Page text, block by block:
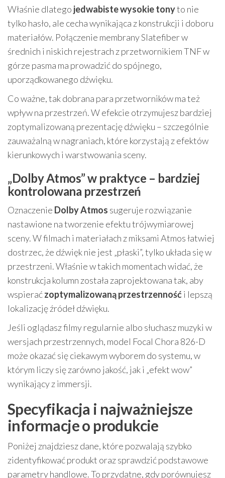
Właśnie dlatego jedwabiste wysokie tonyto nie
tylko hasło, ale cecha wynikająca z konstrukcji i doboru
materiałów. Połączenie membrany Slatefiber w
średnich i niskich rejestrach z przetwornikiem TNF w
górze pasma ma prowadzić do spójnego,
uporządkowanego dźwięku.
Co ważne, tak dobrana para przetworników ma też
wpływ na przestrzeń. W efekcie otrzymujesz bardziej
zoptymalizowaną prezentację dźwięku – szczególnie
zauważalną w nagraniach, które korzystają z efektów
kierunkowych i warstwowania sceny.
„Dolby Atmos” w praktyce – bardziej
kontrolowana przestrzeń
Oznaczenie Dolby Atmos sugeruje rozwiązanie
nastawione na tworzenie efektu trójwymiarowej
sceny. W filmach i materiałach z miksami Atmos łatwiej
dostrzec, że dźwięk nie jest „płaski”, tylko układa się w
przestrzeni. Właśnie w takich momentach widać, że
konstrukcja kolumn została zaprojektowana tak, aby
wspieraćzoptymalizowaną przestrzennośći lepszą
lokalizację źródeł dźwięku.
Jeśli oglądasz filmy regularnie albo słuchasz muzyki w
wersjach przestrzennych, model Focal Chora 826-D
może okazać się ciekawym wyborem do systemu, w
którym liczy się zarówno jakość, jak i „efekt wow”
wynikający z immersji.
Specyfikacja i najważniejsze
informacje o produkcie
Poniżej znajdziesz dane, które pozwalają szybko
zidentyfikować produkt oraz sprawdzić podstawowe
parametry handlowe. To przydatne, gdy porównujesz